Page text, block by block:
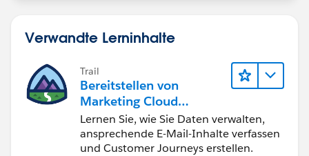
Verwandte Lerninhalte
Trail
Bereitstellen von
Marketing Cloud
Engagement
Lernen Sie, wie Sie Daten verwalten,
ansprechende E-Mail-Inhalte verfassen
und Customer Journeys erstellen.